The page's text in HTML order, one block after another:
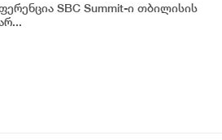
SBC Summit-ი თბილისის